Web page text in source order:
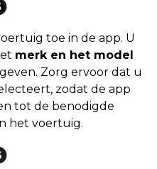
toe in de app. U
merk en het model
Zorg ervoor dat u
zodat de app
tot de benodigde
het voertuig.